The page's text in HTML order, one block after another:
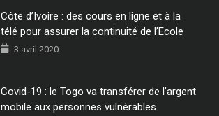
Côte d’Ivoire : des cours en ligne et à la
télé pour assurer la continuité de l’Ecole
3 avril 2020
Covid-19 : le Togo va transférer de l’argent
mobile aux personnes vulnérables